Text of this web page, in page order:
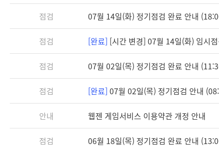
점검 07월 14일(화) 정기점검 완료 안내
점검 [완료] [시간 변경] 07월 14일(화) 임시
점검 07월 02일(목) 정기점검 완료 안내
점검 [완료] 07월 02일(목) 정기점검 안내
안내 웹젠 게임서비스 이용약관 개정 안내
점검 06월 18일(목) 정기점검 완료 안내